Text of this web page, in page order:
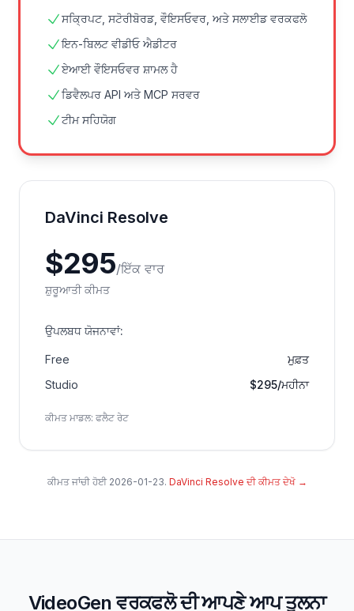
ਸਕ੍ਰਿਪਟ, ਸਟੋਰੀਬੋਰਡ, ਵੌਇਸਓਵਰ, ਅਤੇ ਸਲਾਈਡ ਵਰਕਫਲੋ
ਇਨ-ਬਿਲਟ ਵੀਡੀਓ ਐਡੀਟਰ
ਏਆਈ ਵੌਇਸਓਵਰ ਸ਼ਾਮਲ ਹੈ
ਡਿਵੈਲਪਰ API ਅਤੇ MCP ਸਰਵਰ
ਟੀਮ ਸਹਿਯੋਗ
DaVinci Resolve
$295/ਇੱਕ ਵਾਰ
ਸ਼ੁਰੂਆਤੀ ਕੀਮਤ
ਉਪਲਬਧ ਯੋਜਨਾਵਾਂ:
Free
ਮੁਫ਼ਤ
Studio
$295/ਮਹੀਨਾ
ਕੀਮਤ ਮਾਡਲ: ਫਲੈਟ ਰੇਟ
ਕੀਮਤ ਜਾਂਚੀ ਹੋਈ 2026-01-23. DaVinci Resolve ਦੀ ਕੀਮਤ ਦੇਖੋ →
VideoGen ਵਰਕਫਲੋ ਦੀ ਆਪਣੇ ਆਪ ਤੁਲਨਾ